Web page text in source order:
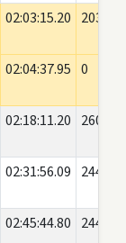
02:03:15.20 20350
02:04:37.95 0
02:18:11.20 2600
02:31:56.09 2442
02:45:44.80 2442